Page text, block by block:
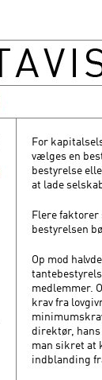
For
vælges en
bestyrelse
at lade
Flere
bestyrelsen
Op mod
medlemmer.
krav fra
direktør,
man sikret at
indblanding